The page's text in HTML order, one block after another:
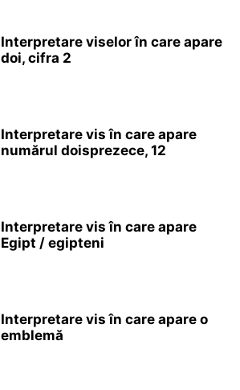
Interpretare viselor în care apare
doi, cifra 2
Interpretare vis în care apare
numărul doisprezece, 12
Interpretare vis în care apare
Egipt / egipteni
Interpretare vis în care apare o
emblemă